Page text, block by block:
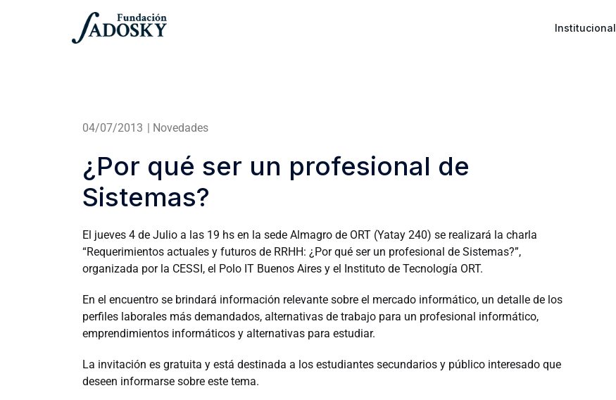
Institucional
04/07/2013 | Novedades
¿Por qué ser un profesional de
Sistemas?
El jueves 4 de Julio a las 19 hs en la sede Almagro de ORT (Yatay 240) se realizará la charla
“Requerimientos actuales y futuros de RRHH: ¿Por qué ser un profesional de Sistemas?”,
organizada por la CESSI, el Polo IT Buenos Aires y el Instituto de Tecnología ORT.
En el encuentro se brindará información relevante sobre el mercado informático, un detalle de los
perfiles laborales más demandados, alternativas de trabajo para un profesional informático,
emprendimientos informáticos y alternativas para estudiar.
La invitación es gratuita y está destinada a los estudiantes secundarios y público interesado que
deseen informarse sobre este tema.